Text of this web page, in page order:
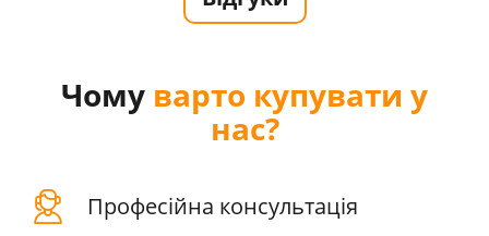
Чому варто купувати у
нас?
Професійна консультація